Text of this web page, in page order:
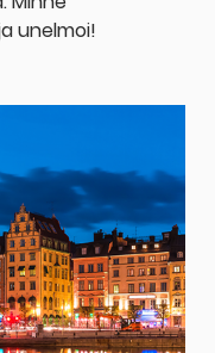
unelmoi!